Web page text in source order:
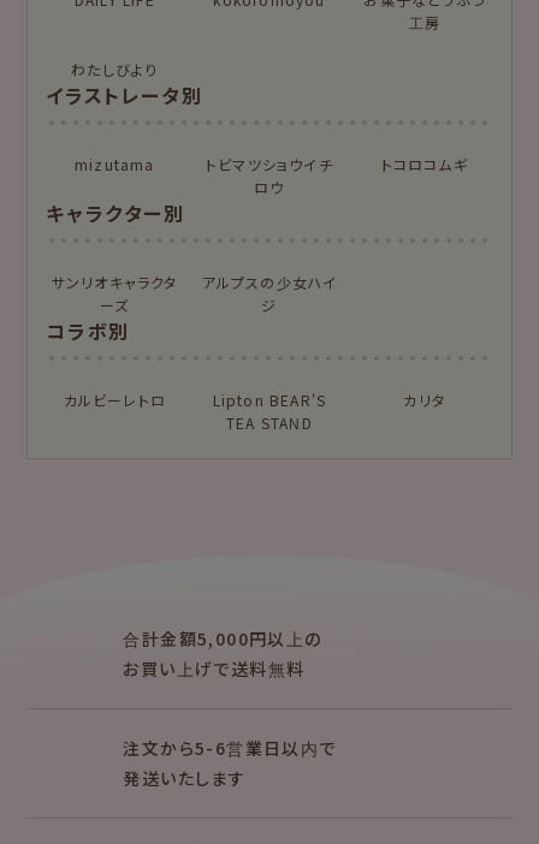
箋・封筒
柄紙・ラッピング
キャラクター別
工房
わたしびより
イラストレータ別
mizutama
トビマツショウイチ
ロウ
トコロコムギ
キャラクター別
サンリオキャラクタ
ーズ
アルプスの少女ハイ
ジ
コラボ別
カルビーレトロ
Lipton BEAR'S
TEA STAND
カリタ
おりがみ
合計金額5,000円以上の
お買い上げで送料無料
注文から5-6営業日以内で
発送いたします